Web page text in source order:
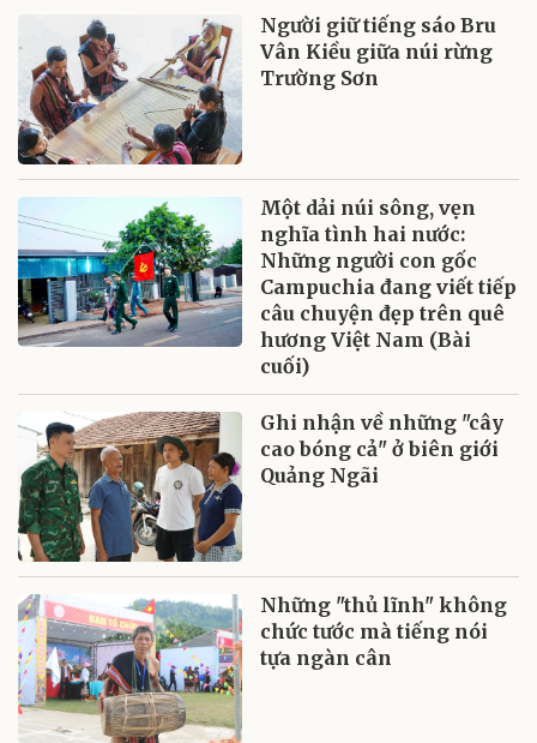
Người giữ tiếng sáo Bru
Vân Kiều giữa núi rừng
Trường Sơn
Một dải núi sông, vẹn
nghĩa tình hai nước:
Những người con gốc
Campuchia đang viết tiếp
câu chuyện đẹp trên quê
hương Việt Nam (Bài
cuối)
Ghi nhận về những "cây
cao bóng cả" ở biên giới
Quảng Ngãi
Những "thủ lĩnh" không
chức tước mà tiếng nói
tựa ngàn cân